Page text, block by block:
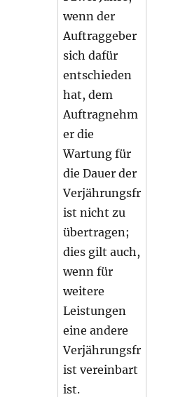
wenn der
Auftraggeber
sich dafür
entschieden
hat, dem
Auftragnehm
er die
Wartung für
die Dauer der
Verjährungsfr
ist nicht zu
übertragen;
dies gilt auch,
wenn für
weitere
Leistungen
eine andere
Verjährungsfr
ist vereinbart
ist.